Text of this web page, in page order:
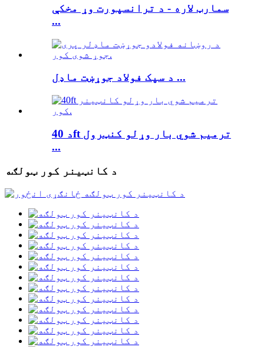
سمارټ لاره - د ترانسپورت وړ مخکې
...
د سپک فولاد جوړښت ماډل ...
د 40ft ترمیم شوي بار وړلو کنټرول
...
د کانټینر کور ټولګه